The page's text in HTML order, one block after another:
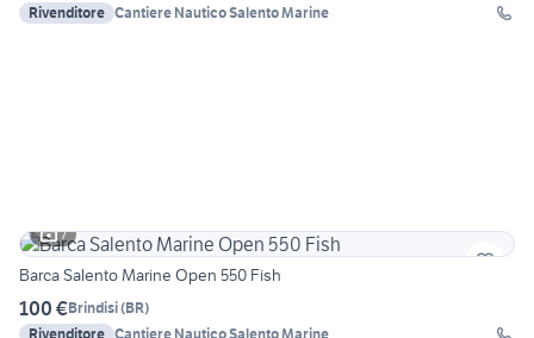
Rivenditore Cantiere Nautico Salento Marine
7
Barca Salento Marine Open 550 Fish
100 €Brindisi(BR)
Rivenditore Cantiere Nautico Salento Marine